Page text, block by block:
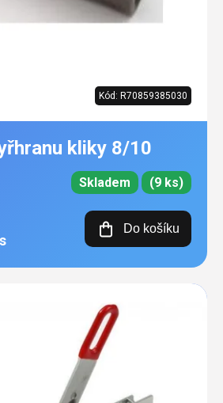
Kód: R70859385030
kliky 8/10
Skladem (9 ks)
Do košíku